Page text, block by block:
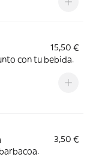
15,50 €
con tu bebida.
3,50 €